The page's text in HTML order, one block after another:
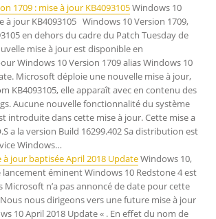
1709 : mise à jour KB4093105Windows 10
à jour KB4093105 Windows 10 Version 1709,
en dehors du cadre du Patch Tuesday de
mise à jour est disponible en
Windows 10 Version 1709 alias Windows 10
Microsoft déploie une nouvelle mise à jour,
KB4093105, elle apparaît avec en contenu des
Aucune nouvelle fonctionnalité du système
introduite dans cette mise à jour. Cette mise a
a la version Build 16299.402 Sa distribution est
Windows…
à jour baptisée April 2018 UpdateWindows 10,
lancement éminent Windows 10 Redstone 4 est
Microsoft n’a pas annoncé de date pour cette
nous dirigeons vers une future mise à jour
10 April 2018 Update « . En effet du nom de